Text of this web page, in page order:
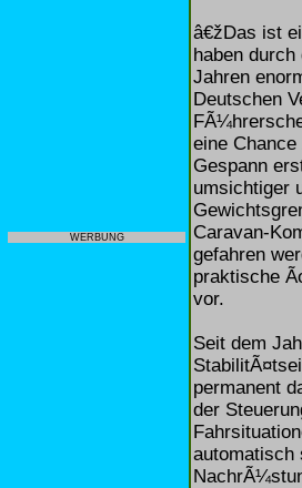
WERBUNG
â€žDas ist
haben
Jahren
Deutschen
eine
Gespann
umsichtiger
Caravan-
gefahren
praktische
vor.
Seit dem
permanent
der
automatisch